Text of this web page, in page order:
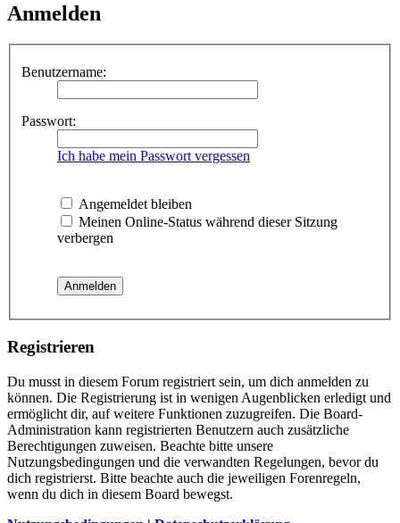
Anmelden
Benutzername:
Passwort:
Ich habe mein Passwort vergessen
Angemeldet bleiben
Meinen Online-Status während dieser Sitzung
verbergen
Registrieren
Du musst in diesem Forum registriert sein, um dich anmelden zu
können. Die Registrierung ist in wenigen Augenblicken erledigt und
ermöglicht dir, auf weitere Funktionen zuzugreifen. Die Board-
Administration kann registrierten Benutzern auch zusätzliche
Berechtigungen zuweisen. Beachte bitte unsere
Nutzungsbedingungen und die verwandten Regelungen, bevor du
dich registrierst. Bitte beachte auch die jeweiligen Forenregeln,
wenn du dich in diesem Board bewegst.